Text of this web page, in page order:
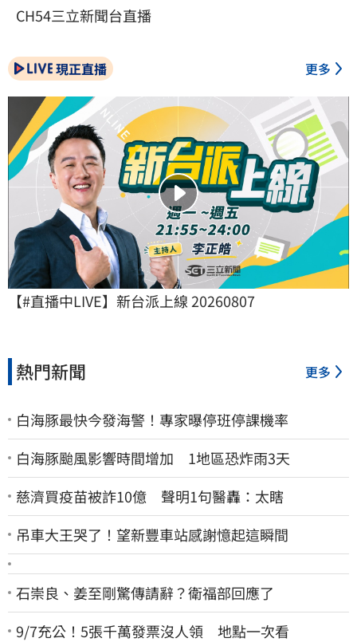
CH54三立新聞台直播
現正直播 更多
【#直播中LIVE】新台派上線 20260807
熱門新聞 更多
白海豚最快今發海警！專家曝停班停課機率
白海豚颱風影響時間增加 1地區恐炸雨3天
慈濟買疫苗被詐10億 聲明1句醫轟：太瞎
吊車大王哭了！望新豐車站感謝憶起這瞬間
石崇良、姜至剛驚傳請辭？衛福部回應了
9/7充公！5張千萬發票沒人領 地點一次看